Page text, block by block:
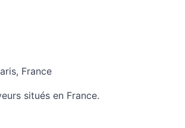
France
situés en France.